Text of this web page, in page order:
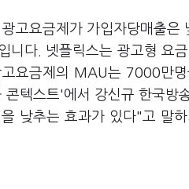
고요금제가 가입자당매출은
니다. 넷플릭스는 광고형 요금
요금제의 MAU는 7000만명
텍스트'에서 강신규 한국방
낮추는 효과가 있다"고 말하